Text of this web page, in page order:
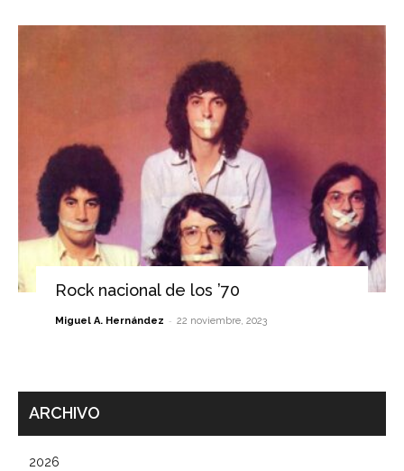
Rock nacional de los ’70
Miguel A. Hernández - 22 noviembre, 2023
ARCHIVO
2026